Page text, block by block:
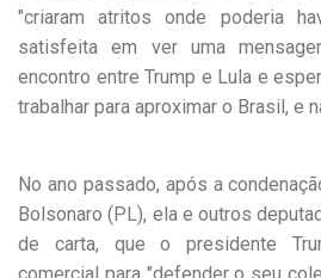
"criaram atritos onde poderia
satisfeita em ver uma
encontro entre Trump e Lula e
trabalhar para aproximar o Brasil, e
No ano passado, após a
Bolsonaro (PL), ela e outros
de carta, que o presidente
comercial para "defender o seu